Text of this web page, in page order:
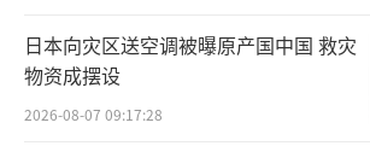
日本向灾区送空调被曝原产国中国 救灾
物资成摆设
2026-08-07 09:17:28